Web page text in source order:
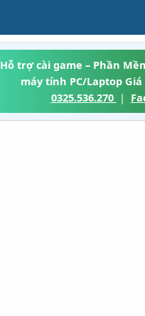
Hỗ trợ cài game – Phần
máy tính PC/Laptop Giá
0325.536.270 |